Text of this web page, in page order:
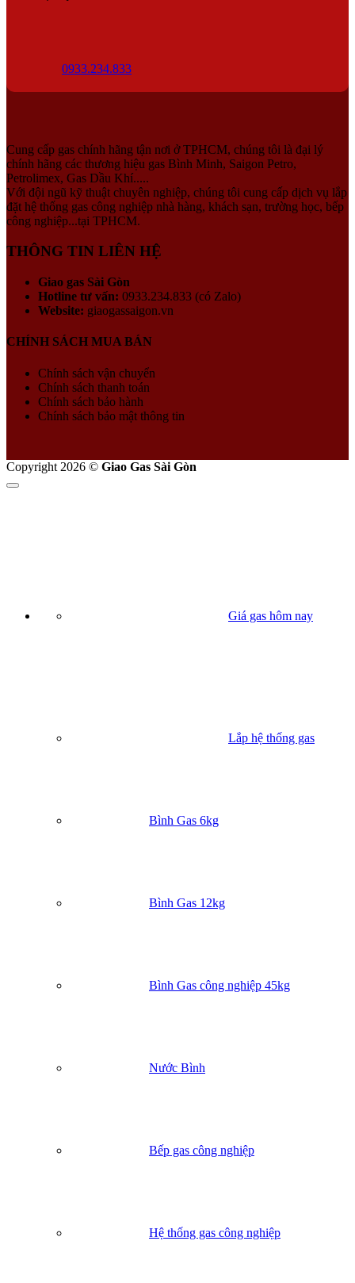
0933.234.833
Cung cấp gas chính hãng tận nơi ở TPHCM, chúng tôi là đại lý
chính hãng các thương hiệu gas Bình Minh, Saigon Petro,
Petrolimex, Gas Dầu Khí.....
Với đội ngũ kỹ thuật chuyên nghiệp, chúng tôi cung cấp dịch vụ lắp
đặt hệ thống gas công nghiệp nhà hàng, khách sạn, trường học, bếp
công nghiệp...tại TPHCM.
THÔNG TIN LIÊN HỆ
Giao gas Sài Gòn
Hotline tư vấn: 0933.234.833 (có Zalo)
Website: giaogassaigon.vn
CHÍNH SÁCH MUA BÁN
Chính sách vận chuyển
Chính sách thanh toán
Chính sách bảo hành
Chính sách bảo mật thông tin
Copyright 2026 © Giao Gas Sài Gòn
Giá gas hôm nay
Lắp hệ thống gas
Bình Gas 6kg
Bình Gas 12kg
Bình Gas công nghiệp 45kg
Nước Bình
Bếp gas công nghiệp
Hệ thống gas công nghiệp